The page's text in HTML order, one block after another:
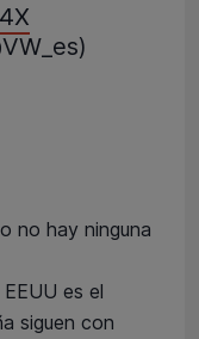
no hay ninguna
es el
siguen con